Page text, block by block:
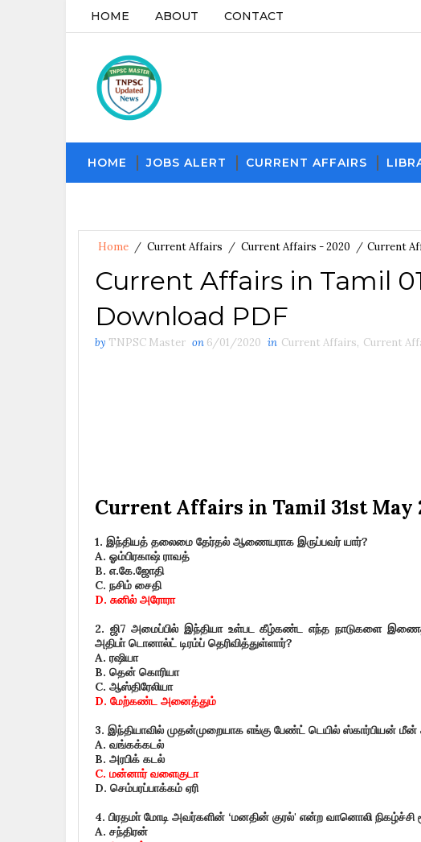
HOME ABOUT CONTACT
HOME JOBS ALERT CURRENT AFFAIRS
Home / Current Affairs / Current Affairs - 2020 / Current
Current Affairs in Tamil
Download PDF
by TNPSC Master on 6/01/2020 in Current Affairs, Current
Current Affairs in Tamil 31st May
1. இந்தியத் தலைமை தேர்தல் ஆணையராக இருப்பவர் யார்?
A. ஓம்பிரகாஷ் ராவத்
B. எ.கே.ஜோதி
C. நசிம் சைதி
D. சுனில் அரோரா
2. ஜி7 அமைப்பில் இந்தியா உள்பட கீழ்கண்ட எந்த நாடுகளை
அதிபா் டொனால்ட் டிரம்ப் தெரிவித்துள்ளார்?
A. ரஷியா
B. தென் கொரியா
C. ஆஸ்திரேலியா
D. மேற்கண்ட அனைத்தும்
3. இந்தியாவில் முதன்முறையாக எங்கு பேண்ட் டெயில் ஸ்கார்பியன் மீன்
A. வங்கக்கடல்
B. அரபிக் கடல்
C. மன்னார் வளைகுடா
D. செம்பரப்பாக்கம் ஏரி
4. பிரதமா் மோடி அவர்களின் ‘மனதின் குரல்' என்ற வானொலி நிகழ்ச்சி
A. சந்திரன்